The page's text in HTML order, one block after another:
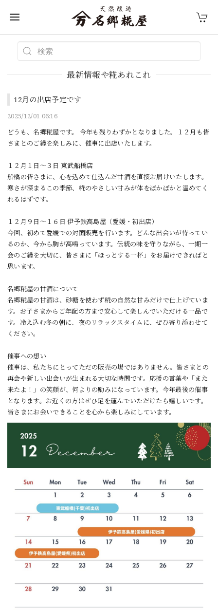
最新情報や糀あれこれ
12月の出店予定です
2025/12/01 06:16
どうも、名郷糀屋です。 今年も残りわずかとなりました。１２月も皆
さまとのご縁を楽しみに、催事に出店いたします。
１２月１日～３日 東武船橋店
船橋の皆さまに、心を込めて仕込んだ甘酒を直接お届けいたします。
寒さが深まるこの季節、糀のやさしい甘みが体をぽかぽかと温めてく
れるはずです。
１２月９日～１６日 伊予鉄高島屋（愛媛・初出店）
今回、初めて愛媛での対面販売を行います。どんな出会いが待ってい
るのか、今から胸が高鳴っています。伝統の味を守りながら、一期一
会のご縁を大切に、皆さまに「ほっとする一杯」をお届けできればと
思います。
名郷糀屋の甘酒について
名郷糀屋の甘酒は、砂糖を使わず糀の自然な甘みだけで仕上げていま
す。お子さまからご年配の方まで安心して楽しんでいただける一品で
す。冷え込む冬の朝に、夜のリラックスタイムに、ぜひ寄り添わせて
ください。
催事への想い
催事は、私たちにとってただの販売の場ではありません。皆さまとの
再会や新しい出会いが生まれる大切な時間です。応援の言葉や「また
来たよ！」の笑顔が、何よりの励みになっています。今年最後の催事
となります。お近くの方はぜひ足を運んでいただけたら嬉しいです。
皆さまにお会いできることを心から楽しみにしています。